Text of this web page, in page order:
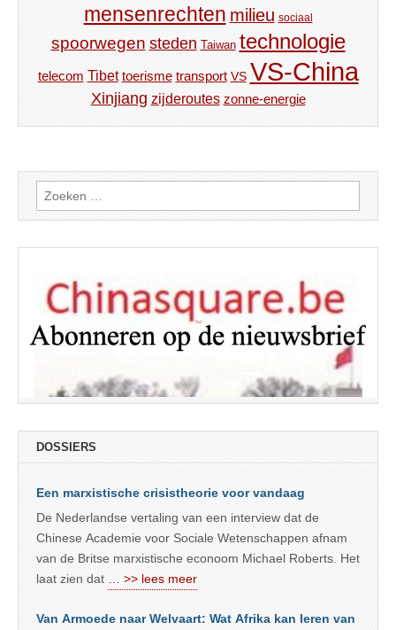
mensenrechten milieu sociaal
spoorwegen steden Taiwan technologie
telecom Tibet toerisme transport VS VS-China
Xinjiang zijderoutes zonne-energie
Zoeken
naar:
DOSSIERS
Een marxistische crisistheorie voor vandaag
De Nederlandse vertaling van een interview dat de
Chinese Academie voor Sociale Wetenschappen afnam
van de Britse marxistische econoom Michael Roberts. Het
laat zien dat
… >> lees meer
Van Armoede naar Welvaart: Wat Afrika kan leren van